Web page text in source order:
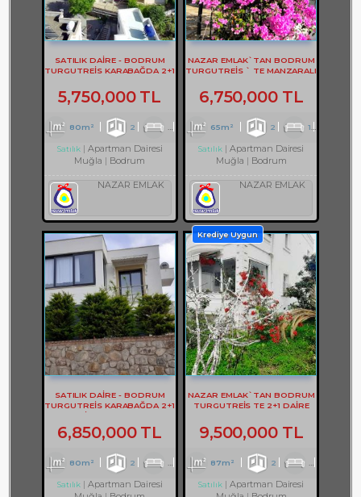
SATILIK DAİRE - BODRUM
TURGUTREİS KARABAĞDA 2+1
5,750,000 TL
80m² 2 1
Satılık
Apartman Dairesi
Muğla
Bodrum
NAZAR EMLAK
NAZAR EMLAK`TAN BODRUM
TURGUTREİS ` TE MANZARALI
6,750,000 TL
65m² 2 1
Satılık
Apartman Dairesi
Muğla
Bodrum
NAZAR EMLAK
SATILIK DAİRE - BODRUM
TURGUTREİS KARABAĞDA 2+1
6,850,000 TL
80m² 2 1
Satılık
Apartman Dairesi
Krediye Uygun
NAZAR EMLAK`TAN BODRUM
TURGUTREİS TE 2+1 DAİRE
9,500,000 TL
87m² 2
Satılık
Apartman Dairesi